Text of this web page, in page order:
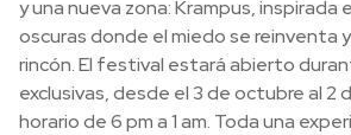
y una nueva zona: Krampus, inspirada
oscuras donde el miedo se reinventa
rincón. El festival estará abierto
exclusivas, desde el 3 de octubre al 2
horario de 6 pm a 1 am. Toda una